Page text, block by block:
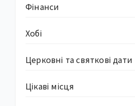
Фінанси
Хобі
Церковні та святкові дати
Цікаві місця